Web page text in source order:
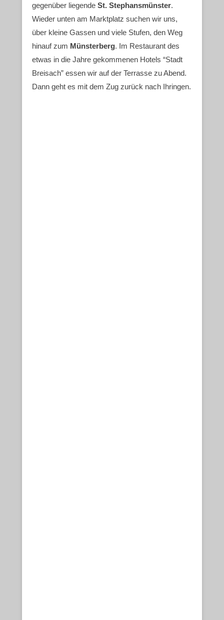
gegenüber liegende St. Stephansmünster.
Wieder unten am Marktplatz suchen wir uns,
über kleine Gassen und viele Stufen, den Weg
hinauf zum Münsterberg. Im Restaurant des
etwas in die Jahre gekommenen Hotels “Stadt
Breisach” essen wir auf der Terrasse zu Abend.
Dann geht es mit dem Zug zurück nach Ihringen.